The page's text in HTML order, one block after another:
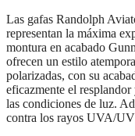
Las gafas Randolph
representan la máxima
montura en acabado
ofrecen un estilo
polarizadas, con su
eficazmente el
las condiciones de luz.
contra los rayos UVA/